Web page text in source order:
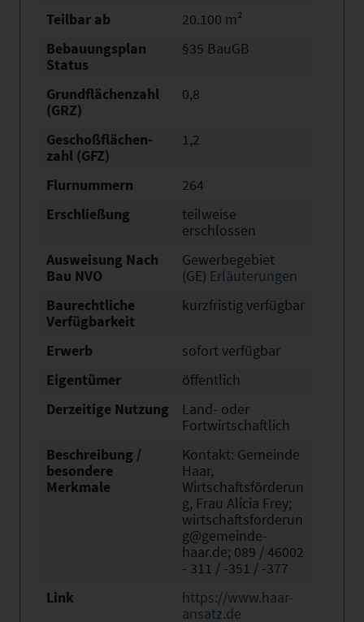
Teilbar ab
20.100 m²
Bebauungsplan
Status
§35 BauGB
Grundflächen­zahl
(GRZ)
0,8
Geschoßflächen­
zahl (GFZ)
1,2
Flurnummern
264
Erschließung
teilweise
erschlossen
Ausweisung Nach
Bau NVO
Gewerbegebiet
(GE) Erläuterungen
Baurechtliche
Verfügbarkeit
kurzfristig verfügbar
Erwerb
sofort verfügbar
Eigentümer
öffentlich
Derzeitige Nutzung
Land- oder
Fortwirtschaftlich
Beschreibung /
besondere
Merkmale
Kontakt: Gemeinde
Haar,
Wirtschaftsförderun
g, Frau Alicia Frey;
wirtschaftsforderun
g@gemeinde-
haar.de; 089 / 46002
- 311 / -351 / -377
Link
https://www.haar-
ansatz.de